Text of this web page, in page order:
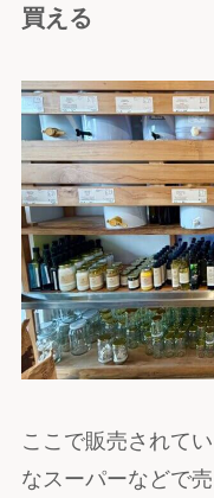
買える
ここで販売されてい
なスーパーなどで